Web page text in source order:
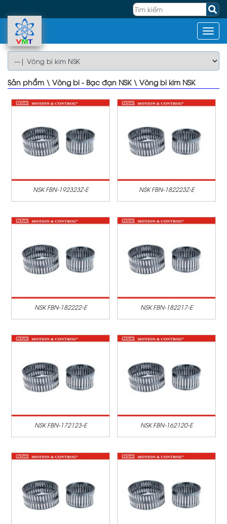
Sản phẩm \ Vòng bi - Bạc đạn NSK\ Vòng bi kim NSK
NSK FBN-192323Z-E NSK FBN-182223Z-E
NSK FBN-182222-E NSK FBN-182217-E
NSK FBN-172123-E NSK FBN-162120-E